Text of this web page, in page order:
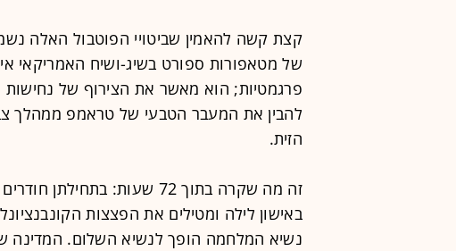
קצת קשה להאמין שביטויי הפוטבול האלה
של מטאפורות ספורט בשיג-ושיח האמריקאי
פרגמטיות; הוא מאשר את הצירוף של נחישות
להבין את המעבר הטבעי של טראמפ ממהלך
הזית.
באישון לילה ומטילים את הפצצות
נשיא המלחמה הופך לנשיא השלום.